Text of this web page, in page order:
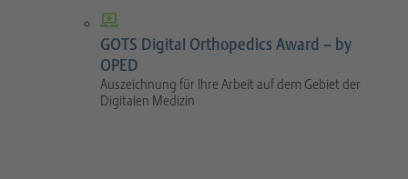
GOTS Digital Orthopedics Award – by
OPED
Auszeichnung für Ihre Arbeit auf dem Gebiet der
Digitalen Medizin